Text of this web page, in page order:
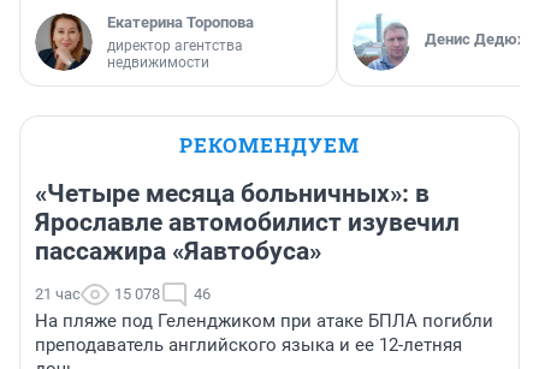
Екатерина Торопова
директор агентства
недвижимости
Денис
РЕКОМЕНДУЕМ
«Четыре месяца больничных»: в
Ярославле автомобилист изувечил
пассажира «Яавтобуса»
21 час 15 078 46
На пляже под Геленджиком при атаке БПЛА погибли
преподаватель английского языка и ее 12-летняя